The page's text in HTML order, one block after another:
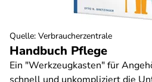
Handbuch Pflege
Ein "Werkzeugkasten" für
Quelle: Verbraucherzentrale